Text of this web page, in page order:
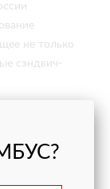
не только
сэндвич-